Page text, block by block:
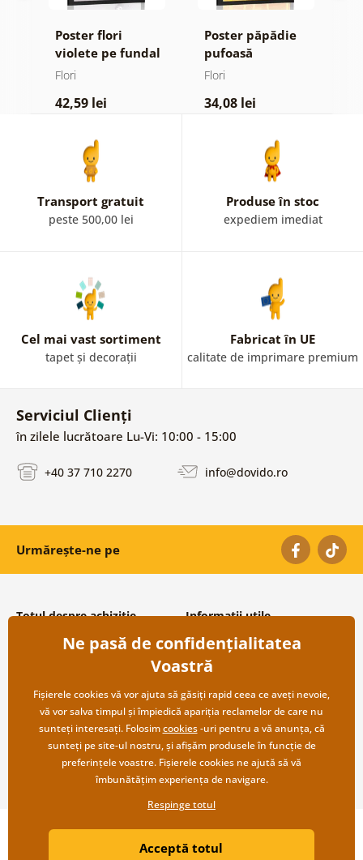
Poster flori
violete pe fundal
abstract
Flori
42,59 lei
Poster păpădie
pufoasă
Flori
34,08 lei
Transport gratuit
peste 500,00 lei
Produse în stoc
expediem imediat
Cel mai vast sortiment
tapet și decorații
Fabricat în UE
calitate de imprimare premium
Serviciul Clienți
în zilele lucrătoare Lu-Vi: 10:00 - 15:00
+40 37 710 2270 info@dovido.ro
Urmărește-ne pe
Totul despre achiziție
Condiții și termeni generali
Protecția datelor personale
Transport și modalități de plată
Returnare
Informații utile
Despre noi
Întrebări frecvente
Contacte
Cooperare angro
Copyright ©2019 © Dovido.ro.
Litvanyi.sk| Magazinul online a fost creat de
Ne pasă de confidențialitatea
Voastră
Fișierele cookies vă vor ajuta să găsiți rapid ceea ce aveți nevoie,
vă vor salva timpul și împiedică apariția reclamelor de care nu
sunteți interesați. Folosimcookies-uri pentru a vă anunța, că
sunteți pe site-ul nostru, și afișăm produsele în funcție de
preferințele voastre. Fișierele cookies ne ajută să vă
îmbunătățim experiența de navigare.
Respinge totul
Acceptă totul